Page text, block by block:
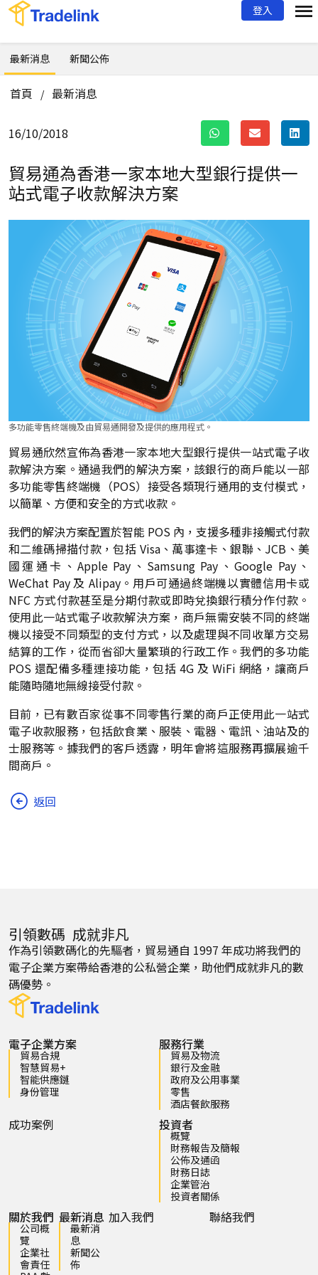
登入
最新消息 新聞公佈
首頁 / 最新消息
16/10/2018
貿易通為香港一家本地大型銀行提供一
站式電子收款解決方案
多功能零售終端機及由貿易通開發及提供的應用程式。
貿易通欣然宣佈為香港一家本地大型銀行提供一站式電子收
款解決方案。通過我們的解決方案，該銀行的商戶能以一部
多功能零售終端機（POS）接受各類現行通用的支付模式，
以簡單、方便和安全的方式收款。
我們的解決方案配置於智能 POS 內，支援多種非接觸式付款
和二維碼掃描付款，包括 Visa、萬事達卡、銀聯、JCB、美
國運通卡、Apple Pay、Samsung Pay、Google Pay、
WeChat Pay 及 Alipay。用戶可通過終端機以實體信用卡或
NFC 方式付款甚至是分期付款或即時兌換銀行積分作付款。
使用此一站式電子收款解決方案，商戶無需安裝不同的終端
機以接受不同類型的支付方式，以及處理與不同收單方交易
結算的工作，從而省卻大量繁瑣的行政工作。我們的多功能
POS 還配備多種連接功能，包括 4G 及 WiFi 網絡，讓商戶
能隨時隨地無線接受付款。
目前，已有數百家從事不同零售行業的商戶正使用此一站式
電子收款服務，包括飲食業、服裝、電器、電訊、油站及的
士服務等。據我們的客戶透露，明年會將這服務再擴展逾千
間商戶。
返回
引領數碼 成就非凡
作為引領數碼化的先驅者，貿易通自 1997 年成功將我們的
電子企業方案帶給香港的公私營企業，助他們成就非凡的數
碼優勢。
電子企業方案
貿易合規
智慧貿易+
智能供應鏈
身份管理
服務行業
貿易及物流
銀行及金融
政府及公用事業
零售
酒店餐飲服務
成功案例 投資者
概覽
財務報告及簡報
公佈及通函
財務日誌
企業管治
投資者關係
關於我們
公司概
覽
企業社
會責任
最新消息
最新消
息
新聞公
佈
加入我們 聯絡我們